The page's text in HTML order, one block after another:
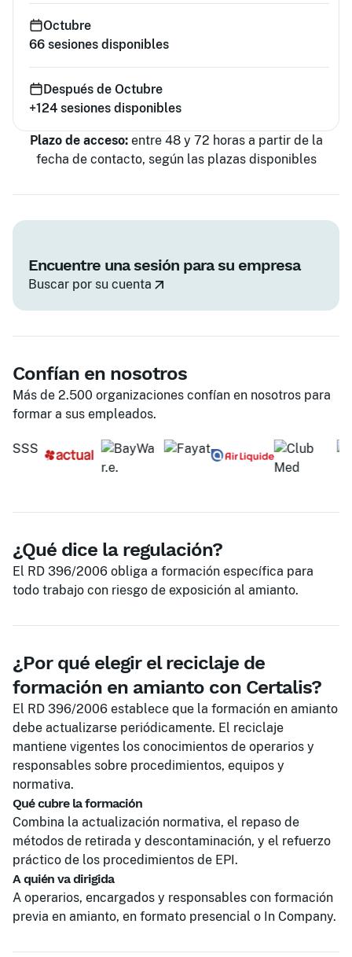
Octubre
66 sesiones disponibles
Después de Octubre
+124 sesiones disponibles
Plazo de acceso:entre 48 y 72 horas a partir de la
fecha de contacto, según las plazas disponibles
Encuentre una sesión para su empresa
Buscar por su cuenta
Confían en nosotros
Más de 2.500 organizaciones confían en nosotros para
formar a sus empleados.
¿Qué dice la regulación?
El RD 396/2006 obliga a formación específica para
todo trabajo con riesgo de exposición al amianto.
¿Por qué elegir el reciclaje de
formación en amianto con Certalis?
El RD 396/2006 establece que la formación en amianto
debe actualizarse periódicamente. El reciclaje
mantiene vigentes los conocimientos de operarios y
responsables sobre procedimientos, equipos y
normativa.
Qué cubre la formación
Combina la actualización normativa, el repaso de
métodos de retirada y descontaminación, y el refuerzo
práctico de los procedimientos de EPI.
A quién va dirigida
A operarios, encargados y responsables con formación
previa en amianto, en formato presencial o In Company.